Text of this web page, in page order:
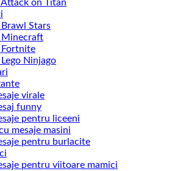
Attack on Titan
Stars
Minecraft
Ninjago
virale
funny
pentru liceeni
mesaje masini
pentru burlacite
pentru viitoare mamici